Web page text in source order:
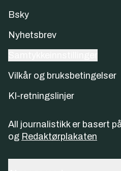
Bsky
Nyhetsbrev
Vilkår og bruksbetingelser
KI-retningslinjer
All journalistikk er basert
og Redaktørplakaten